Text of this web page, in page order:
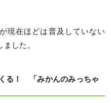
現在ほどは普及していない
した。
る！ 「みかんのみっちゃ